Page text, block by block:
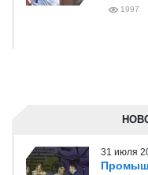
1997
31 июля